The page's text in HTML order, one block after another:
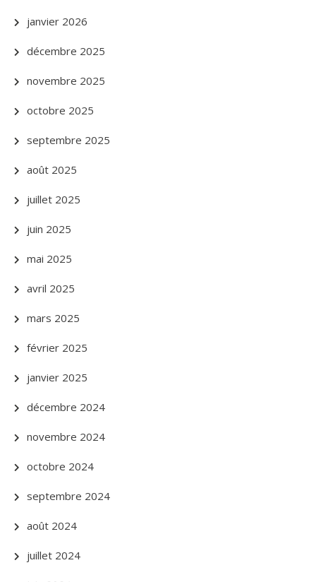
janvier 2026
décembre 2025
novembre 2025
octobre 2025
septembre 2025
août 2025
juillet 2025
juin 2025
mai 2025
avril 2025
mars 2025
février 2025
janvier 2025
décembre 2024
novembre 2024
octobre 2024
septembre 2024
août 2024
juillet 2024